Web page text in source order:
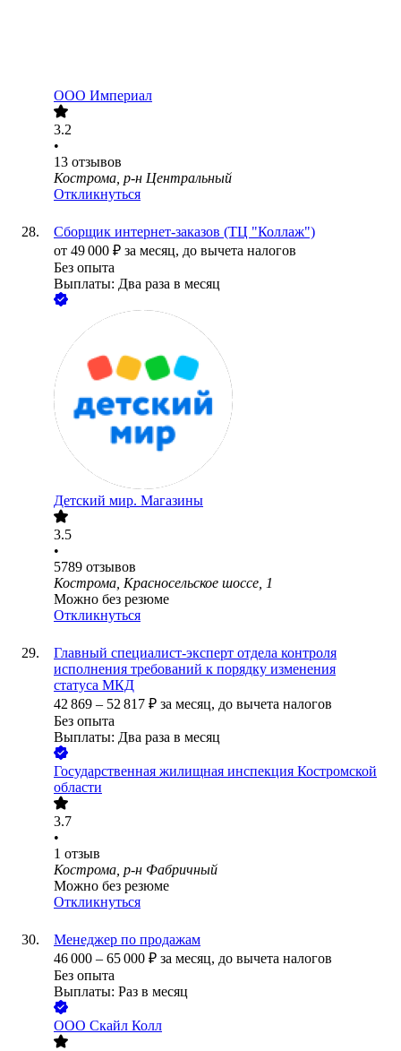
ООО Империал
3.2
•
13 отзывов
Кострома, р-н Центральный
Откликнуться
Сборщик интернет-заказов (ТЦ "Коллаж")
от 49 000 ₽ за месяц, до вычета налогов
Без опыта
Выплаты: Два раза в месяц
Детский мир. Магазины
3.5
•
5789 отзывов
Кострома, Красносельское шоссе, 1
Можно без резюме
Откликнуться
Главный специалист-эксперт отдела контроля
исполнения требований к порядку изменения
статуса МКД
42 869 – 52 817 ₽ за месяц, до вычета налогов
Без опыта
Выплаты: Два раза в месяц
Государственная жилищная инспекция Костромской
области
3.7
•
1 отзыв
Кострома, р-н Фабричный
Можно без резюме
Откликнуться
Менеджер по продажам
46 000 – 65 000 ₽ за месяц, до вычета налогов
Без опыта
Выплаты: Раз в месяц
ООО Скайл Колл